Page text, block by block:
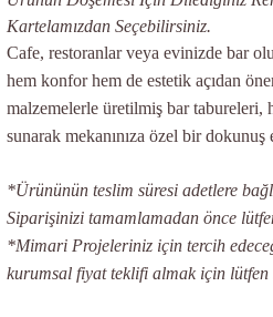
Kartelamızdan Seçebilirsiniz.
Cafe, restoranlar veya evinizde bar
hem konfor hem de estetik açıdan
malzemelerle üretilmiş bar tabureleri,
sunarak mekanınıza özel bir dokunuş
*Ürününün teslim süresi adetlere
Siparişinizi tamamlamadan önce
*Mimari Projeleriniz için tercih
kurumsal fiyat teklifi almak için